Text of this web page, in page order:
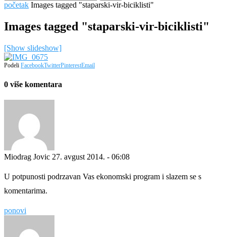
početak Images tagged "staparski-vir-biciklisti"
Images tagged "staparski-vir-biciklisti"
[Show slideshow]
Podeli FacebookTwitterPinterestEmail
0 više komentara
Miodrag Jovic 27. avgust 2014. - 06:08
U potpunosti podrzavan Vas ekonomski program i slazem se s
komentarima.
ponovi